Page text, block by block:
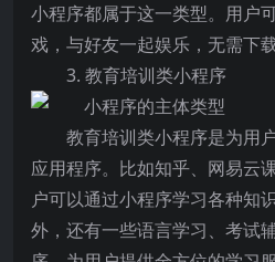
小程序都属于这一类型。用户
戏，与好友一起娱乐，无需下
3. 教育培训类小程序
教育培训类小程序是为用
应用程序。比如知乎、网易云
户可以通过小程序学习各种知
外，还有一些语言学习、考试